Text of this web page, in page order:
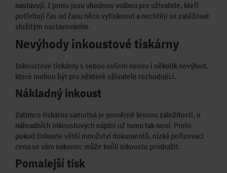
nastavují. I proto jsou vhodnou volbou pro uživatele, kteří
potřebují čas od času něco vytisknout a nechtějí se zatěžovat
složitým nastavováním.
Nevýhody inkoustové tiskárny
Inkoustové tiskárny s sebou ovšem nesou i několik nevýhod,
které mohou být pro některé uživatele rozhodující.
Nákladný inkoust
Zatímco tiskárna samotná je poměrně levnou záležitostí, u
náhradních inkoustových náplní už tomu tak není. Proto
pokud tisknete větší množství dokumentů, nízká pořizovací
cena se vám nakonec může kvůli inkoustu prodražit.
Pomalejší tisk